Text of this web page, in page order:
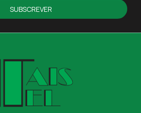
SUBSCREVER